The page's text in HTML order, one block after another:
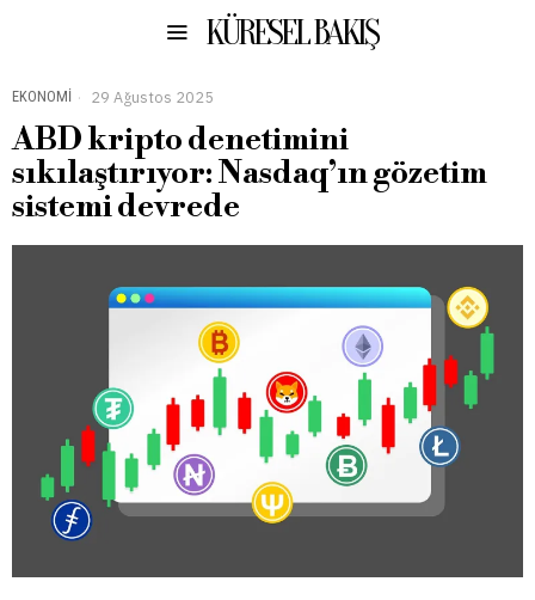
KÜRESEL BAKIŞ
EKONOMI 29 Ağustos 2025
ABD kripto denetimini
sıkılaştırıyor: Nasdaq’ın gözetim
sistemi devrede